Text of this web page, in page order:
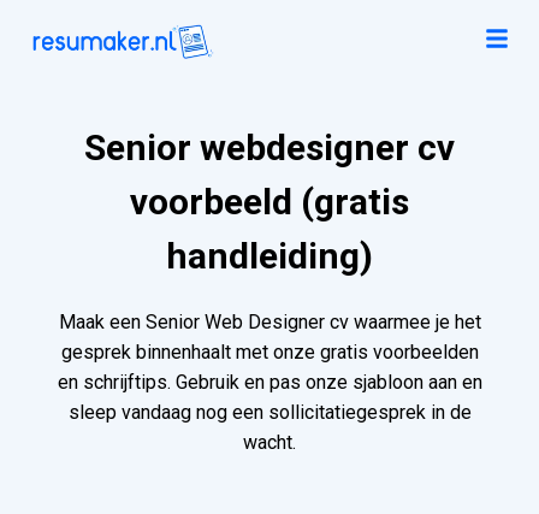
Senior webdesigner cv
voorbeeld (gratis
handleiding)
Maak een Senior Web Designer cv waarmee je het
gesprek binnenhaalt met onze gratis voorbeelden
en schrijftips. Gebruik en pas onze sjabloon aan en
sleep vandaag nog een sollicitatiegesprek in de
wacht.